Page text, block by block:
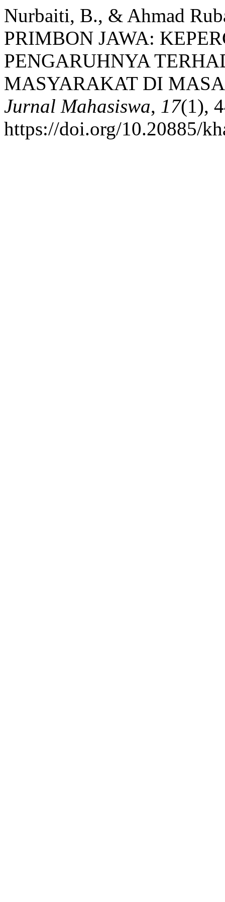
Nurbaiti, B., & Ahmad
PRIMBON JAWA:
PENGARUHNYA
MASYARAKAT DI
Jurnal Mahasiswa, 17(1),
https://doi.org/10.20885/